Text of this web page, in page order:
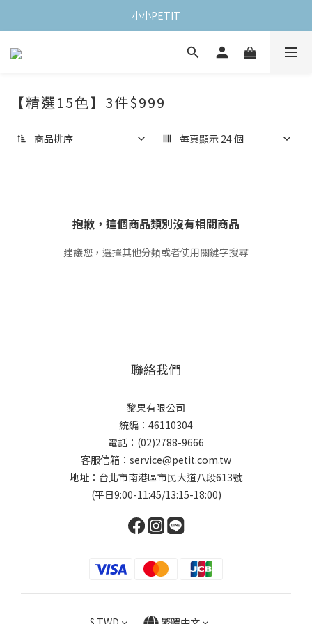
小小PETIT
【精選15色】3件$999
商品排序 每頁顯示 24 個
抱歉，這個商品類別沒有相關商品
建議您，選擇其他分類或者使用關鍵字搜尋
聯絡我們
黎果有限公司
統編：46110304
電話：(02)2788-9666
客服信箱：service@petit.com.tw
地址：台北市南港區市民大道八段613號
(平日9:00-11:45/13:15-18:00)